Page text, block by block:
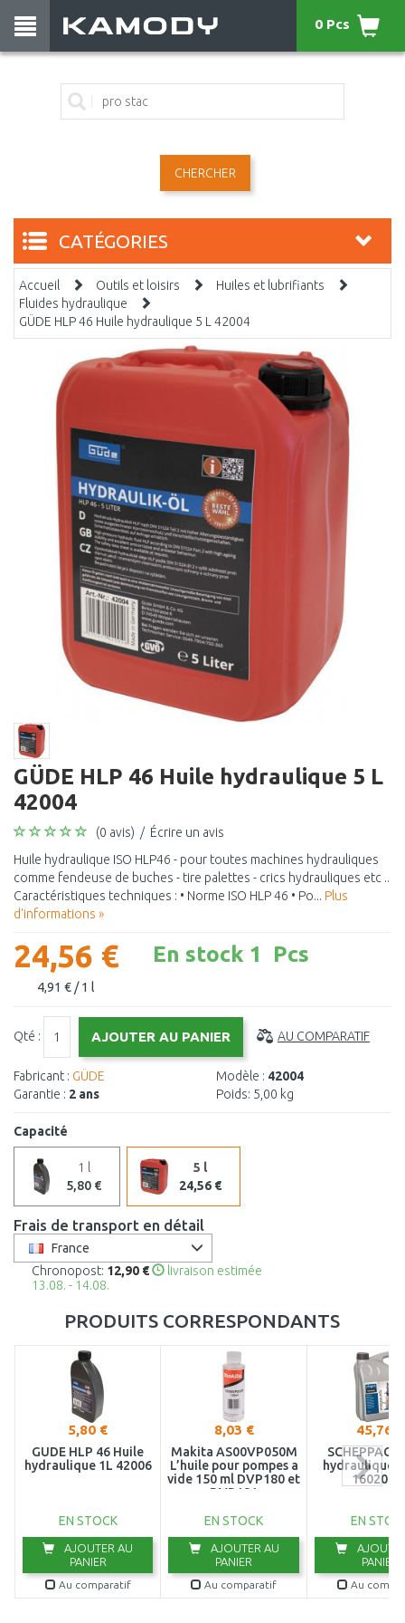
CHERCHER
0 Pcs
CATÉGORIES
Accueil Outils et loisirs
Huiles et lubrifiants
Fluides hydraulique
GÜDE HLP 46 Huile hydraulique 5 L 42004
GÜDE HLP 46 Huile hydraulique 5 L
42004
(0 avis) / Écrire un avis
Huile hydraulique ISO HLP46 - pour toutes machines hydrauliques
comme fendeuse de buches - tire palettes - crics hydrauliques etc ..
Caractéristiques techniques : • Norme ISO HLP 46 • Po... Plus
d'informations »
24,56 €
4,91 € / 1 l
En stock 1 Pcs
Qté : AU COMPARATIF
Fabricant : GÜDE
Garantie : 2 ans
Modèle : 42004
Poids: 5,00 kg
Capacité
1 l
5,80 €
5 l
24,56 €
Frais de transport en détail
France
Chronopost: 12,90 €
livraison estimée
13.08. - 14.08.
PRODUITS CORRESPONDANTS
5,80 €
GÜDE HLP 46 Huile
hydraulique 1L 42006
EN STOCK
AJOUTER AU
PANIER
Au comparatif
8,03 €
Makita AS00VP050M
L’huile pour pompes a
vide 150 ml DVP180 et
DVP181
EN STOCK
AJOUTER AU
PANIER
Au comparatif
45,76 €
hydraulique
EN
PANIER
Au